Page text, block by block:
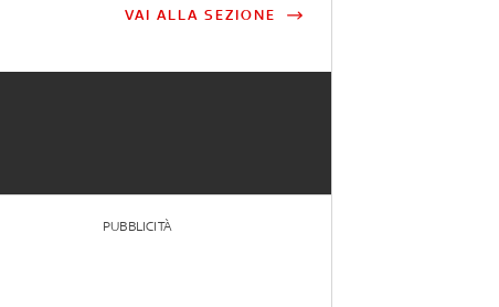
VAI ALLA SEZIONE
PUBBLICITÀ